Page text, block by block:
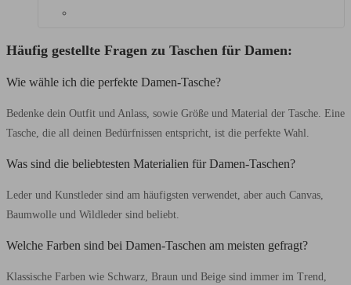
Häufig gestellte Fragen zu Taschen für Damen:
Wie wähle ich die perfekte Damen-Tasche?
Bedenke dein Outfit und Anlass, sowie Größe und Material der Tasche. Eine
Tasche, die all deinen Bedürfnissen entspricht, ist die perfekte Wahl.
Was sind die beliebtesten Materialien für Damen-Taschen?
Leder und Kunstleder sind am häufigsten verwendet, aber auch Canvas,
Baumwolle und Wildleder sind beliebt.
Welche Farben sind bei Damen-Taschen am meisten gefragt?
Klassische Farben wie Schwarz, Braun und Beige sind immer im Trend,